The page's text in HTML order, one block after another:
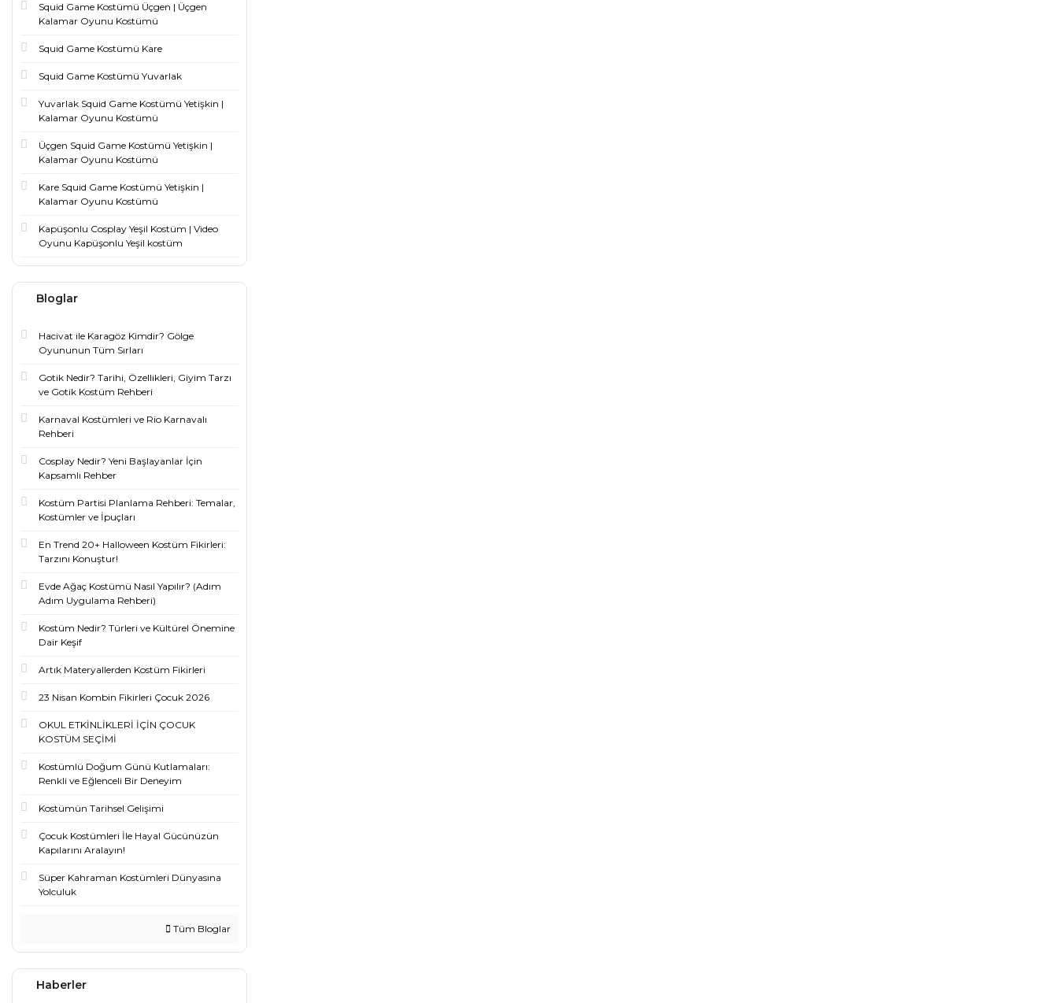
Squid Game Kostümü Üçgen | Üçgen
Kalamar Oyunu Kostümü
Squid Game Kostümü Kare
Squid Game Kostümü Yuvarlak
Yuvarlak Squid Game Kostümü Yetişkin |
Kalamar Oyunu Kostümü
Üçgen Squid Game Kostümü Yetişkin |
Kalamar Oyunu Kostümü
Kare Squid Game Kostümü Yetişkin |
Kalamar Oyunu Kostümü
Kapüşonlu Cosplay Yeşil Kostüm | Video
Oyunu Kapüşonlu Yeşil kostüm
Bloglar
Hacivat ile Karagöz Kimdir? Gölge
Oyununun Tüm Sırları
Gotik Nedir? Tarihi, Özellikleri, Giyim Tarzı
ve Gotik Kostüm Rehberi
Karnaval Kostümleri ve Rio Karnavalı
Rehberi
Cosplay Nedir? Yeni Başlayanlar İçin
Kapsamlı Rehber
Kostüm Partisi Planlama Rehberi: Temalar,
Kostümler ve İpuçları
En Trend 20+ Halloween Kostüm Fikirleri:
Tarzını Konuştur!
Evde Ağaç Kostümü Nasıl Yapılır? (Adım
Adım Uygulama Rehberi)
Kostüm Nedir? Türleri ve Kültürel Önemine
Dair Keşif
Artık Materyallerden Kostüm Fikirleri
23 Nisan Kombin Fikirleri Çocuk 2026
OKUL ETKİNLİKLERİ İÇİN ÇOCUK
KOSTÜM SEÇİMİ
Kostümlü Doğum Günü Kutlamaları:
Renkli ve Eğlenceli Bir Deneyim
Kostümün Tarihsel Gelişimi
Çocuk Kostümleri İle Hayal Gücünüzün
Kapılarını Aralayın!
Süper Kahraman Kostümleri Dünyasına
Yolculuk
Tüm Bloglar
Haberler